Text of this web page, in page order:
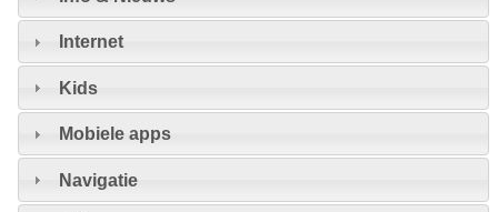
Internet
Kids
Mobiele apps
Navigatie